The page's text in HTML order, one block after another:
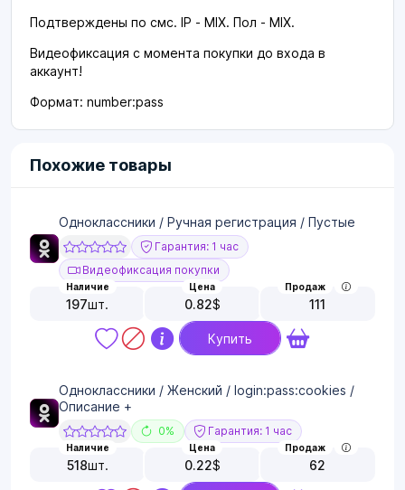
Подтверждены по смс. IP - MIX. Пол - MIX.
Видеофиксация с момента покупки до входа в
аккаунт!
Формат: number:pass
Похожие товары
Одноклассники / Ручная регистрация / Пустые
Гарантия: 1 час
Видеофиксация покупки
Наличие
197шт.
Цена
0.82$
Продаж
111
Купить
Одноклассники / Женский / login:pass:cookies /
Описание +
0% Гарантия: 1 час
Наличие
518шт.
Цена
0.22$
Продаж
62